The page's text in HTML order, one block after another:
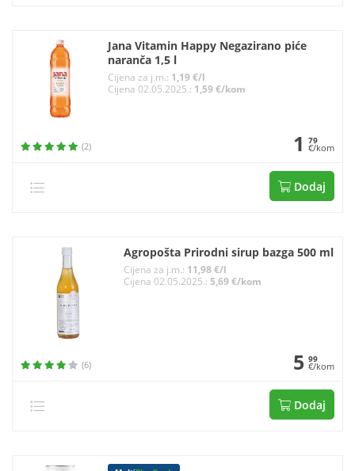
Jana Vitamin Happy Negazirano piće
naranča 1,5 l
Cijena za j.m.: 1,19 €/l
Cijena 02.05.2025.: 1,59 €/kom
(2) 1 79
€/kom
Dodaj
Agropošta Prirodni sirup bazga 500 ml
Cijena za j.m.: 11,98 €/l
Cijena 02.05.2025.: 5,69 €/kom
(6) 5 99
€/kom
Dodaj